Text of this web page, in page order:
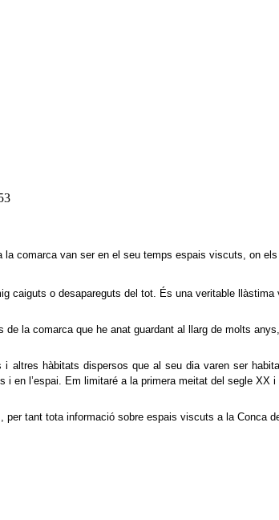
comarca van ser en el seu temps espais viscuts, on
caiguts o desapareguts del tot. És una veritable
la comarca que he anat guardant al llarg de molts
i altres hàbitats dispersos que al seu dia varen ser
en l’espai. Em limitaré a la primera meitat del segle XX
per tant tota informació sobre espais viscuts a la Conca